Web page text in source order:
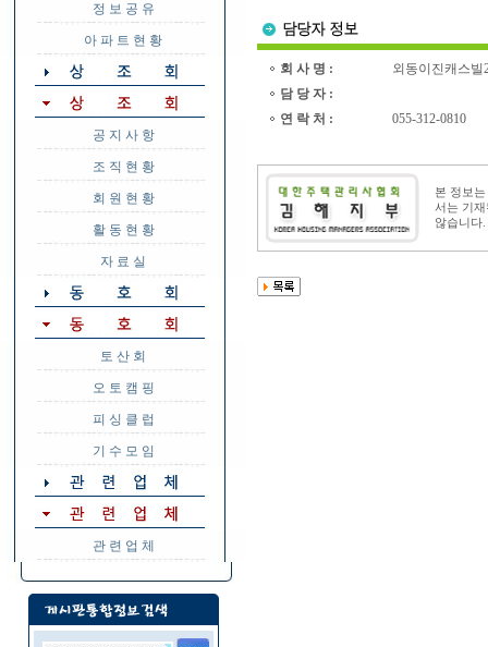
정 보 공 유
아 파 트 현 황
공 지 사 항
조 직 현 황
회 원 현 황
활 동 현 황
자 료 실
토 산 회
오 토 캠 핑
피 싱 클 럽
기 수 모 임
관 련 업 체
회 사 명 :
외동이진캐스빌
담 당 자 :
연 락 처 :
055-312-0810
본 정보는
서는 기
않습니다